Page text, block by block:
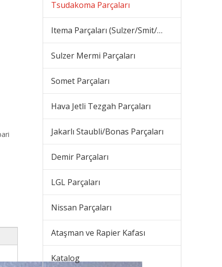
Tsudakoma Parçaları
Itema Parçaları (Sulzer/Smit/Vamatex) Parçaları
Sulzer Mermi Parçaları
Somet Parçaları
Hava Jetli Tezgah Parçaları
Jakarlı Staubli/Bonas Parçaları
Demir Parçaları
LGL Parçaları
Nissan Parçaları
Ataşman ve Rapier Kafası
Katalog